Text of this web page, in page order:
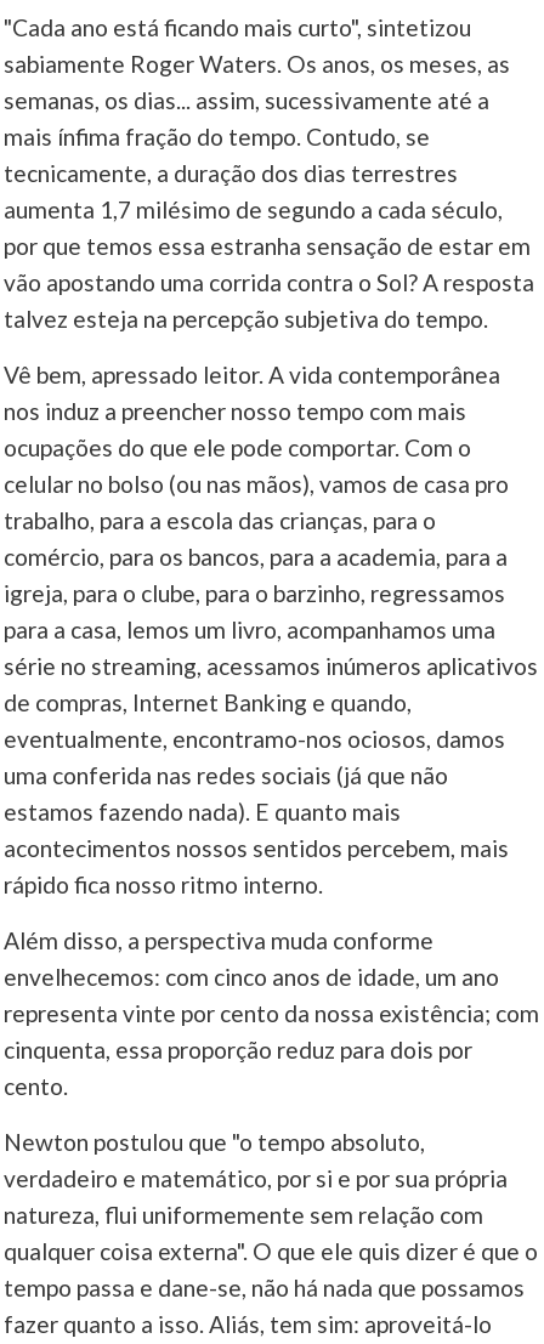
"Cada ano está ficando mais curto", sintetizou
sabiamente Roger Waters. Os anos, os meses, as
semanas, os dias... assim, sucessivamente até a
mais ínfima fração do tempo. Contudo, se
tecnicamente, a duração dos dias terrestres
aumenta 1,7 milésimo de segundo a cada século,
por que temos essa estranha sensação de estar em
vão apostando uma corrida contra o Sol? A resposta
talvez esteja na percepção subjetiva do tempo.
Vê bem, apressado leitor. A vida contemporânea
nos induz a preencher nosso tempo com mais
ocupações do que ele pode comportar. Com o
celular no bolso (ou nas mãos), vamos de casa pro
trabalho, para a escola das crianças, para o
comércio, para os bancos, para a academia, para a
igreja, para o clube, para o barzinho, regressamos
para a casa, lemos um livro, acompanhamos uma
série no streaming, acessamos inúmeros aplicativos
de compras, Internet Banking e quando,
eventualmente, encontramo-nos ociosos, damos
uma conferida nas redes sociais (já que não
estamos fazendo nada). E quanto mais
acontecimentos nossos sentidos percebem, mais
rápido fica nosso ritmo interno.
Além disso, a perspectiva muda conforme
envelhecemos: com cinco anos de idade, um ano
representa vinte por cento da nossa existência; com
cinquenta, essa proporção reduz para dois por
cento.
Newton postulou que "o tempo absoluto,
verdadeiro e matemático, por si e por sua própria
natureza, flui uniformemente sem relação com
qualquer coisa externa". O que ele quis dizer é que o
tempo passa e dane-se, não há nada que possamos
fazer quanto a isso. Aliás, tem sim: aproveitá-lo